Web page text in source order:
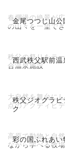
金尾つつじ山公
春爛漫の絶景が
の山々を一望で
西武秩父駅前
秩父の祭りをテ
合温泉施設
秩父ジオグラ
ク
大自然を舞台に
点のアクティビ
彩の国ふれあい
高原で動物と自
ながら学べる牧場